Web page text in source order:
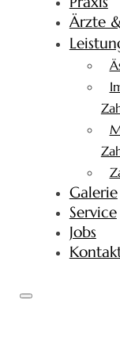
Ärzte
Galerie
Service
Jobs